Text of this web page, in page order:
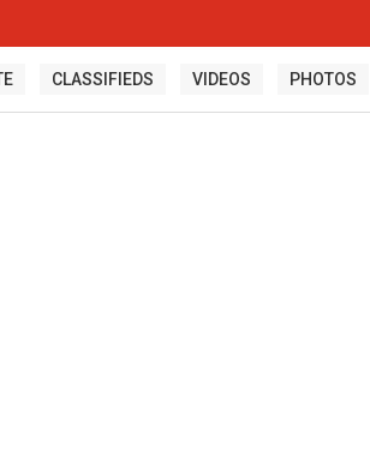
CLASSIFIEDS VIDEOS PHOTOS